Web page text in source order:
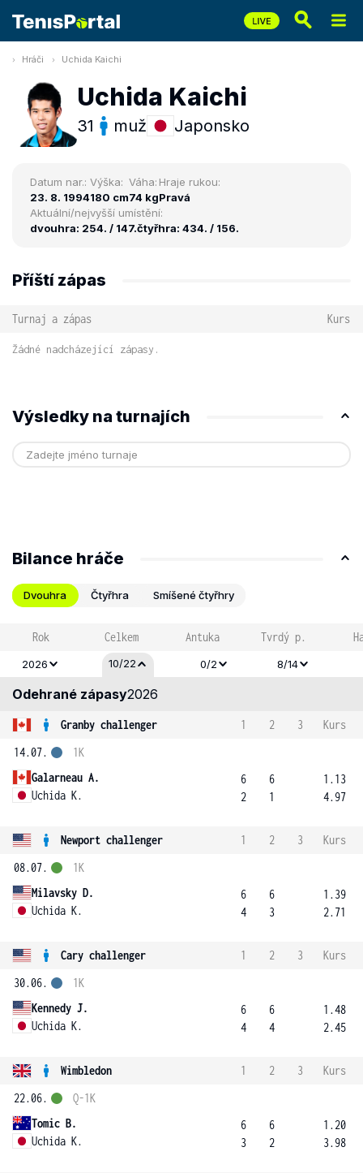
Hráči Uchida Kaichi
Uchida Kaichi
31 muž Japonsko
Datum nar.:
23. 8. 1994
Výška:
180 cm
Váha:
74 kg
Hraje rukou:
Pravá
Aktuální/nejvyšší umístění:
dvouhra: 254. / 147.čtyřhra: 434. / 156.
Příští zápas
Turnaj a zápas Kurs
Žádné nadcházející zápasy.
Výsledky na turnajích
Bilance hráče
Dvouhra Čtyřhra Smíšené čtyřhry
Rok Celkem Antuka Tvrdý p.
2026 10/22 0/2 8/14
Odehrané zápasy2026
Granby challenger 1 2 3
Kurs
14.07.
Galarneau A.
Uchida K.
1K
6
2
6
1
1.13
4.97
Newport challenger 1 2 3
Kurs
08.07.
Milavsky D.
Uchida K.
1K
6
4
6
3
1.39
2.71
Cary challenger 1 2 3
Kurs
30.06.
Kennedy J.
Uchida K.
1K
6
4
6
4
1.48
2.45
Wimbledon 1 2 3
Kurs
22.06.
Tomic B.
Uchida K.
Q-1K
6
3
6
2
1.20
3.98